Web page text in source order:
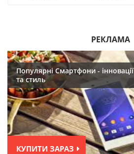
РЕКЛАМА
Популярні Смартфони - інновації
та стиль
КУПИТИ ЗАРАЗ